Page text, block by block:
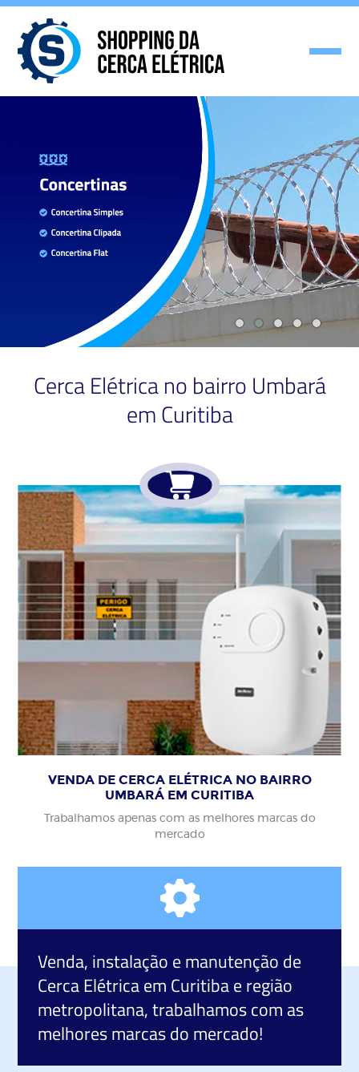
Cerca Elétrica no bairro Umbará
em Curitiba
VENDA DE CERCA ELÉTRICA NO BAIRRO
UMBARÁ EM CURITIBA
Trabalhamos apenas com as melhores marcas do
mercado
Venda, instalação e manutenção de
Cerca Elétricaem Curitiba e região
metropolitana, trabalhamos com as
melhores marcas do mercado!